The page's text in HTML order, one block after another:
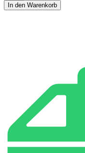
In den Warenkorb